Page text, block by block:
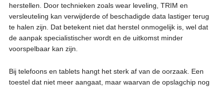
herstellen. Door technieken zoals wear leveling, TRIM en
versleuteling kan verwijderde of beschadigde data lastiger terug
te halen zijn. Dat betekent niet dat herstel onmogelijk is, wel dat
de aanpak specialistischer wordt en de uitkomst minder
voorspelbaar kan zijn.
Bij telefoons en tablets hangt het sterk af van de oorzaak. Een
toestel dat niet meer aangaat, maar waarvan de opslagchip nog